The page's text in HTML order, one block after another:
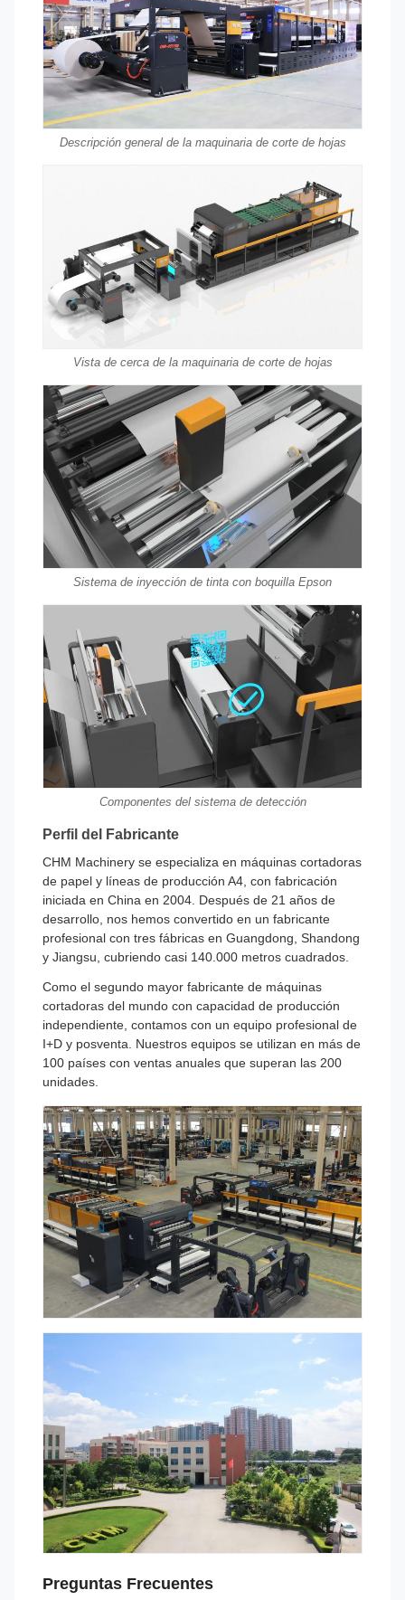
Descripción general de la maquinaria de corte de hojas
Vista de cerca de la maquinaria de corte de hojas
Sistema de inyección de tinta con boquilla Epson
Componentes del sistema de detección
Perfil del Fabricante
CHM Machinery se especializa en máquinas cortadoras
de papel y líneas de producción A4, con fabricación
iniciada en China en 2004. Después de 21 años de
desarrollo, nos hemos convertido en un fabricante
profesional con tres fábricas en Guangdong, Shandong
y Jiangsu, cubriendo casi 140.000 metros cuadrados.
Como el segundo mayor fabricante de máquinas
cortadoras del mundo con capacidad de producción
independiente, contamos con un equipo profesional de
I+D y posventa. Nuestros equipos se utilizan en más de
100 países con ventas anuales que superan las 200
unidades.
Preguntas Frecuentes